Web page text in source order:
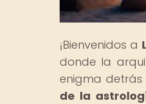
¡Bienvenidos a
donde la
enigma
de la